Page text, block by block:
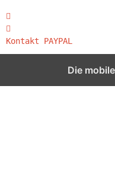
Kontakt PAYPAL
Die